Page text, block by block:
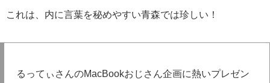
これは、内に言葉を秘めやすい青森では珍しい！
るってぃさんのMacBookおじさん企画に熱いプレゼン